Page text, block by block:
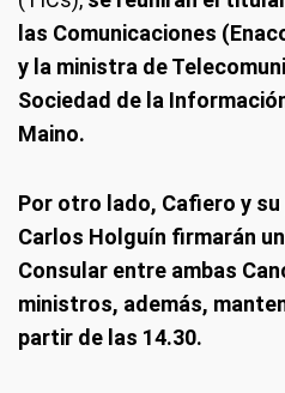
las Comunicaciones
y la ministra de
Sociedad de la
Maino.
Por otro lado, Cafiero y
Carlos Holguín firmarán
Consular entre ambas
ministros, además,
partir de las 14.30.